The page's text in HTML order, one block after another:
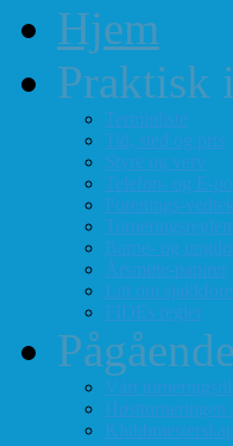
Hjem
Praktisk
Terminliste
Tid, sted og pris
Styre og verv
Telefon- og E-
Forenings-
Barne- og
Årsmøte-papirer
Litt om
FIDEs regler
Vårt
Høstturneringen
Klubbmesterskap